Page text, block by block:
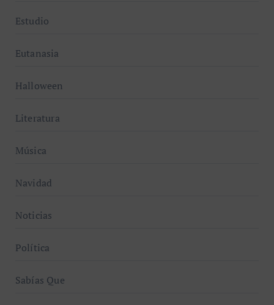
Estudio
Eutanasia
Halloween
Literatura
Música
Navidad
Noticias
Política
Sabías Que